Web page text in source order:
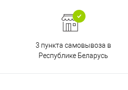
3 пункта самовывоза в
Республике Беларусь